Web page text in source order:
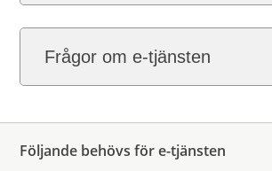
Frågor om e-tjänsten
Följande behövs för e-tjänsten